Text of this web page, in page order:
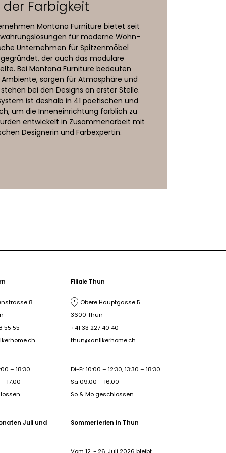
Farbigkeit
Montana Furniture bietet seit
für moderne Wohn-
Unternehmen für Spitzenmöbel
der auch das modulare
Bei Montana Furniture bedeuten
sorgen für Atmosphäre und
bei den Designs an erster Stelle.
ist deshalb in 41 poetischen und
um die Inneneinrichtung farblich zu
entwickelt in Zusammenarbeit mit
Designerin und Farbexpertin.
8
55 55
– 18:30
17:00
Juli und
Filiale Thun
Obere Hauptgasse 5
3600 Thun
+41 33 227 40 40
thun@anlikerhome.ch
Di-Fr 10:00 – 12:30, 13:30 – 18:30
Sa 09:00 – 16:00
So & Mo geschlossen
Sommerferien in Thun
Vom 12. - 26. Juli 2026 bleibt